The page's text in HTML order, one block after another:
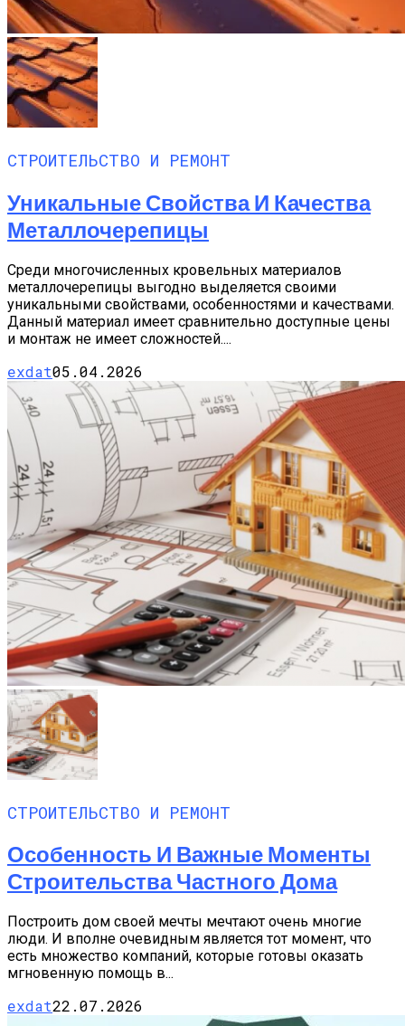
СТРОИТЕЛЬСТВО И РЕМОНТ
Уникальные Свойства И Качества
Металлочерепицы
Среди многочисленных кровельных материалов
металлочерепицы выгодно выделяется своими
уникальными свойствами, особенностями и качествами.
Данный материал имеет сравнительно доступные цены
и монтаж не имеет сложностей....
exdat05.04.2026
СТРОИТЕЛЬСТВО И РЕМОНТ
Особенность И Важные Моменты
Строительства Частного Дома
Построить дом своей мечты мечтают очень многие
люди. И вполне очевидным является тот момент, что
есть множество компаний, которые готовы оказать
мгновенную помощь в...
exdat22.07.2026